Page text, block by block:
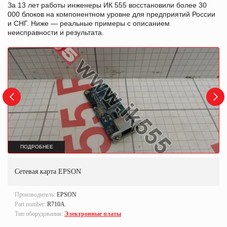
За 13 лет работы инженеры ИК 555 восстановили более 30
000 блоков на компонентном уровне для предприятий России
и СНГ. Ниже — реальные примеры с описанием
неисправности и результата.
ПОДРОБНЕЕ
Сетевая карта EPSON
Производитель: EPSON
Part number: R710A.
Тип оборудования: Электронные платы